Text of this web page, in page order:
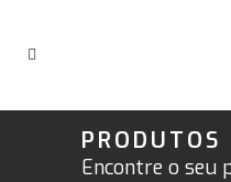
PRODUTOS
Encontre o seu